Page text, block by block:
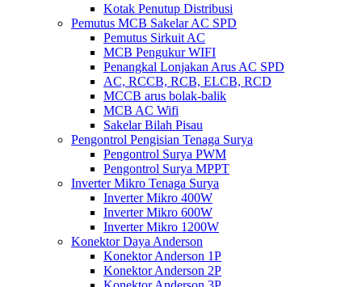
Kotak Penutup Distribusi
Pemutus MCB Sakelar AC SPD
Pemutus Sirkuit AC
MCB Pengukur WIFI
Penangkal Lonjakan Arus AC SPD
AC, RCCB, RCB, ELCB, RCD
MCCB arus bolak-balik
MCB AC Wifi
Sakelar Bilah Pisau
Pengontrol Pengisian Tenaga Surya
Pengontrol Surya PWM
Pengontrol Surya MPPT
Inverter Mikro Tenaga Surya
Inverter Mikro 400W
Inverter Mikro 600W
Inverter Mikro 1200W
Konektor Daya Anderson
Konektor Anderson 1P
Konektor Anderson 2P